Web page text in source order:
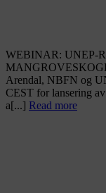
WEBINAR: UNEP-
Arendal, NBFN og
CEST for lansering
a[...] Read more